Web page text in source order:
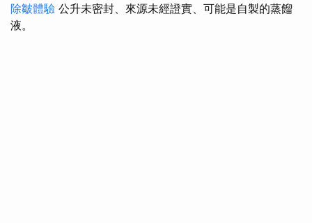
除皺體驗 公升未密封、來源未經證實、可能是自製的蒸餾
液。